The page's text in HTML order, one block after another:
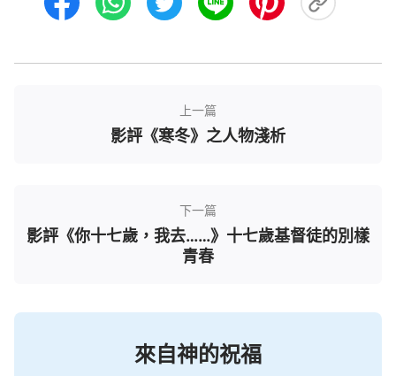
生，什麼時候受過這些苦，監牢裡的生活每一天對他
阻。在這場戲裡，演員把一名基督徒的隱忍演繹了出
活了起來。也正是他對主的真心與信念，吸引了全能
趙智明的注意。
自身的安危，頂著重重危險，衝破重重險阻把全能神
的話傳遞到陳向光的手中。在那個陳向光最黑暗、最
無助的夜裡，他讀到了來自神的安慰與鼓勵，短短的
他的心受感動、得安慰，他感受到來自神的安慰與力
量。這是陳向光第一次接觸全能神的話，全能神話語
的權柄與威力促使他在這樣黑暗的監牢裡，在犯人隨
上一篇
影評《寒冬》之人物淺析
下一篇
影評《你十七歲，我去……》十七歲基督徒的別樣
青春
來自神的祝福